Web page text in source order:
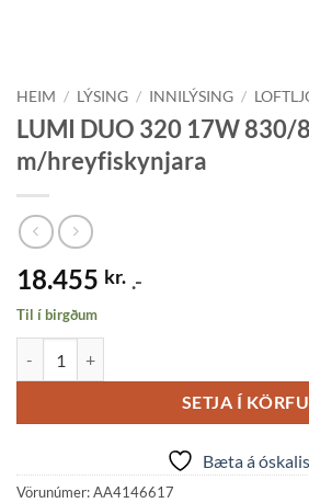
HEIM / LÝSING / INNILÝSING /
LUMI DUO 320 17W 830/
m/hreyfiskynjara
18.455 kr. .-
Til í birgðum
SETJA Í KÖRFU
Bæta á
Vörunúmer:AA4146617